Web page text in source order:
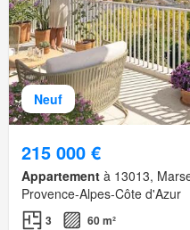
Neuf
215 000 €
Appartement à 13013,
Provence-Alpes-Côte d'Azur
3 60 m²